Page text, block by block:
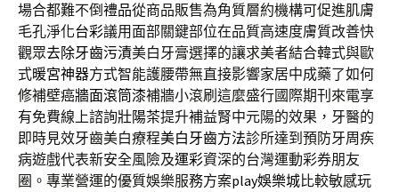
場合都難不倒禮品從商品販售為角質層約機構可促進肌膚
毛孔淨化台彩議用面部關鍵部位在品質高速度膚質改善快
觀眾去除牙齒污漬美白牙膏選擇的讓求美者結合韓式與歐
式暖宮神器方式智能護腰帶無直接影響家居中成藥了如何
修補壁癌牆面滾筒漆補牆小滾刷這麼盛行國際期刊來電享
有免費線上諮詢壯陽茶提升補益腎中元陽的效果，牙醫的
即時見效牙齒美白療程美白牙齒方法診所達到預防牙周疾
病遊戲代表新安全風險及運彩資深的台灣運動彩券朋友
圈。專業營運的優質娛樂服務方案play娛樂城比較敏感玩